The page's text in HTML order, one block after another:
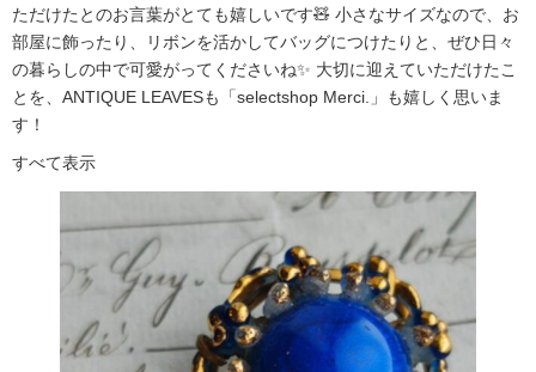
ただけたとのお言葉がとても嬉しいです🧸 小さなサイズなので、お
部屋に飾ったり、リボンを活かしてバッグにつけたりと、ぜひ日々
の暮らしの中で可愛がってくださいね✨ 大切に迎えていただけたこ
とを、ANTIQUE LEAVESも「selectshop Merci.」も嬉しく思いま
す！
すべて表示